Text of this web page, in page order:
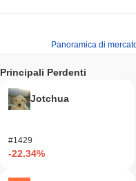
Panoramica di
Principali Perdenti
Jotchua
#1429
-22.34%